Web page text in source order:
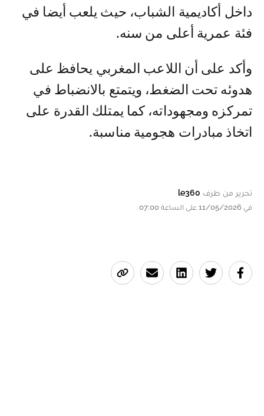
داخل أكاديمية الشباب، حيث يلعب أيضا في
فئة عمرية أعلى من سنه.
وأكد على أن اللاعب المغربي يحافظ على
هدوئه تحت الضغط، ويتمتع بالانضباط في
تمركزه ومجهوداته، كما يمتلك القدرة على
اتخاذ مبادرات هجومية مناسبة.
تحرير من طرف le360
في 11/05/2026 على الساعة 07:00